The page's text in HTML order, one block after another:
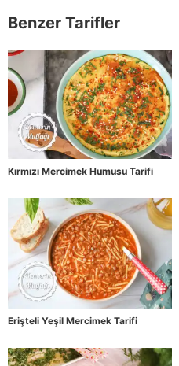
Benzer Tarifler
Kırmızı Mercimek Humusu Tarifi
Erişteli Yeşil Mercimek Tarifi